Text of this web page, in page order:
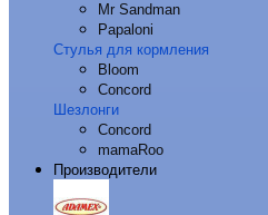
Mr Sandman
Papaloni
Стулья для кормления
Bloom
Concord
Шезлонги
Concord
mamaRoo
Производители